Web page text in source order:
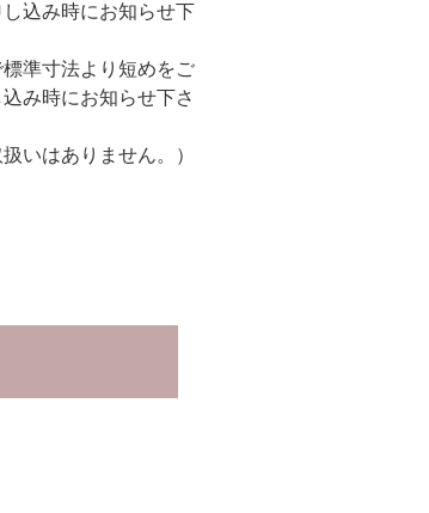
込み時にお知らせ下
準寸法より短めをご
み時にお知らせ下さ
いはありません。）